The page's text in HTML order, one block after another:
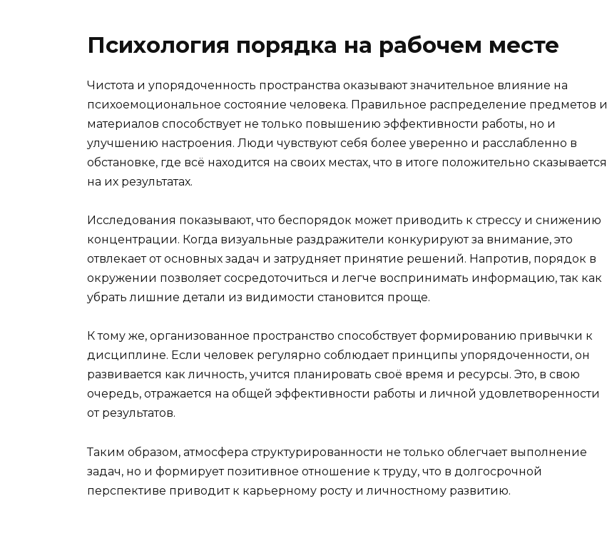
Психология порядка на рабочем месте
Чистота и упорядоченность пространства оказывают значительное влияние на
психоемоциональное состояние человека. Правильное распределение предметов и
материалов способствует не только повышению эффективности работы, но и
улучшению настроения. Люди чувствуют себя более уверенно и расслабленно в
обстановке, где всё находится на своих местах, что в итоге положительно сказывается
на их результатах.
Исследования показывают, что беспорядок может приводить к стрессу и снижению
концентрации. Когда визуальные раздражители конкурируют за внимание, это
отвлекает от основных задач и затрудняет принятие решений. Напротив, порядок в
окружении позволяет сосредоточиться и легче воспринимать информацию, так как
убрать лишние детали из видимости становится проще.
К тому же, организованное пространство способствует формированию привычки к
дисциплине. Если человек регулярно соблюдает принципы упорядоченности, он
развивается как личность, учится планировать своё время и ресурсы. Это, в свою
очередь, отражается на общей эффективности работы и личной удовлетворенности
от результатов.
Таким образом, атмосфера структурированности не только облегчает выполнение
задач, но и формирует позитивное отношение к труду, что в долгосрочной
перспективе приводит к карьерному росту и личностному развитию.